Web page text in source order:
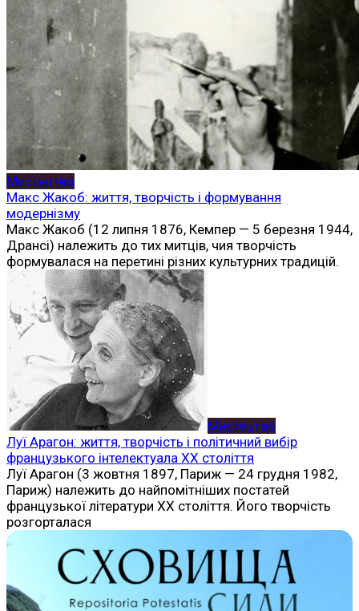
Мистецтво
Макс Жакоб: життя, творчість і формування
модернізму
Макс Жакоб (12 липня 1876, Кемпер — 5 березня 1944,
Дрансі) належить до тих митців, чия творчість
формувалася на перетині різних культурних традицій.
Мистецтво
Луї Арагон: життя, творчість і політичний вибір
французького інтелектуала ХХ століття
Луї Арагон (3 жовтня 1897, Париж — 24 грудня 1982,
Париж) належить до найпомітніших постатей
французької літератури ХХ століття. Його творчість
розгорталася